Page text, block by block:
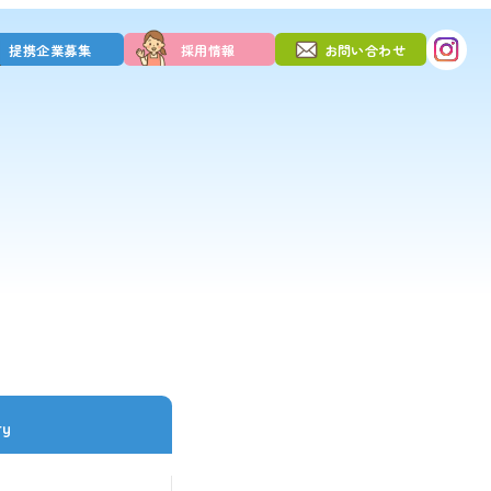
提携企業募集 採用情報 お問い合わせ